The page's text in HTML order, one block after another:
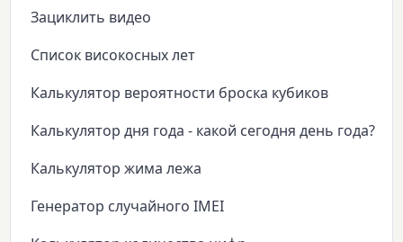
Зациклить видео
Список високосных лет
Калькулятор вероятности броска кубиков
Калькулятор дня года - какой сегодня день года?
Калькулятор жима лежа
Генератор случайного IMEI